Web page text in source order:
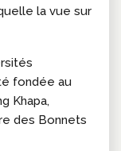
la vue sur
fondée au
Khapa,
des Bonnets